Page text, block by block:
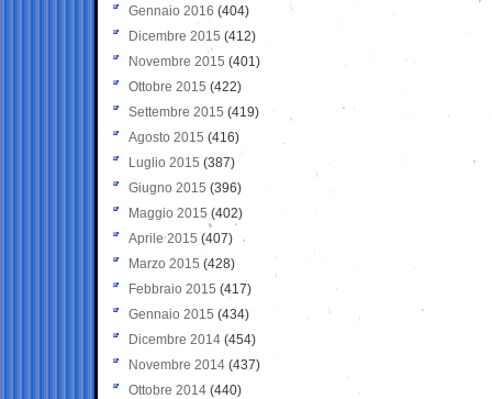
Gennaio 2016 (404)
Dicembre 2015 (412)
Novembre 2015 (401)
Ottobre 2015 (422)
Settembre 2015 (419)
Agosto 2015 (416)
Luglio 2015 (387)
Giugno 2015 (396)
Maggio 2015 (402)
Aprile 2015 (407)
Marzo 2015 (428)
Febbraio 2015 (417)
Gennaio 2015 (434)
Dicembre 2014 (454)
Novembre 2014 (437)
Ottobre 2014 (440)